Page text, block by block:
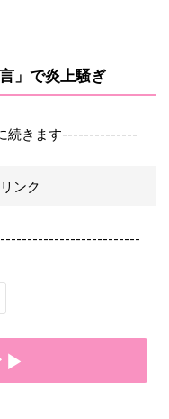
」で炎上騒ぎ
続きます--------------
ンク
▶